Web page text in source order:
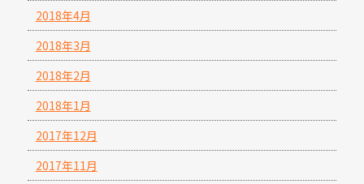
2018年4月
2018年3月
2018年2月
2018年1月
2017年12月
2017年11月